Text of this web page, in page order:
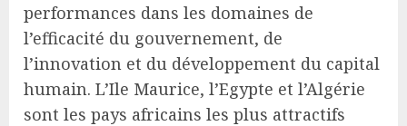
performances dans les domaines de
l’efficacité du gouvernement, de
l’innovation et du développement du capital
humain. L’Ile Maurice, l’Egypte et l’Algérie
sont les pays africains les plus attractifs